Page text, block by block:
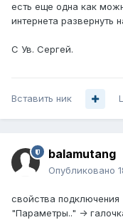
есть еще одна как
интернета развернуть
С Ув. Сергей.
Вставить ник
balamutang
Опубликовано
свойства подключения
"Параметры.." ->